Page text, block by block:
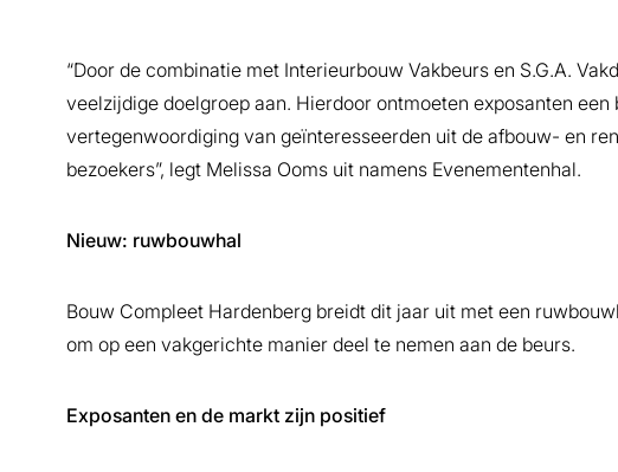
“Door de combinatie met Interieurbouw Vakbeurs en S.G.A.
veelzijdige doelgroep aan. Hierdoor ontmoeten exposanten
vertegenwoordiging van geïnteresseerden uit de afbouw- en
bezoekers”, legt Melissa Ooms uit namens Evenementenhal.
Nieuw: ruwbouwhal
Bouw Compleet Hardenberg breidt dit jaar uit met een
om op een vakgerichte manier deel te nemen aan de beurs.
Exposanten en de markt zijn positief